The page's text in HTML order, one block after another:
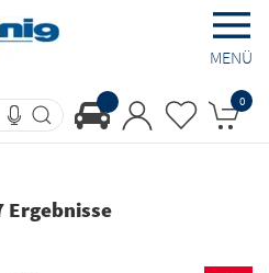
MENÜ
0
Ergebnisse